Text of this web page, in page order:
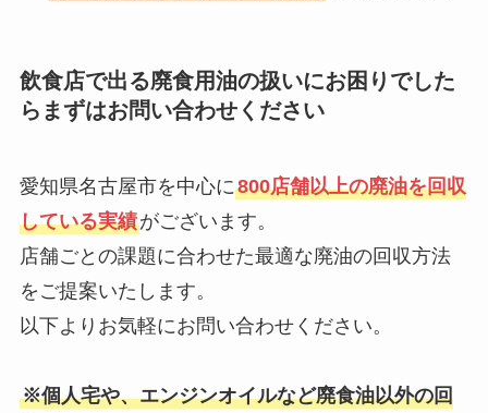
飲食店で出る廃食用油の扱いにお困りでした
らまずはお問い合わせください
愛知県名古屋市を中心に800店舗以上の廃油を回収
している実績がございます。
店舗ごとの課題に合わせた最適な廃油の回収方法
をご提案いたします。
以下よりお気軽にお問い合わせください。
※個人宅や、エンジンオイルなど廃食油以外の回